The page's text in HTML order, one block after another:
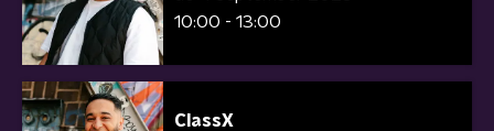
10:00 - 13:00
ClassX